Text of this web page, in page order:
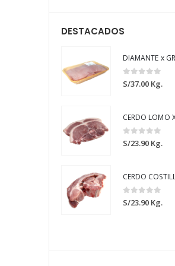
DESTACADOS
DIAMANTE x
0 out of 5
S/37.00 Kg.
CERDO LOMO
0 out of 5
S/23.90 Kg.
0 out of 5
S/23.90 Kg.